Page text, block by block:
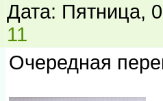
Дата: Пятница,
11
Очередная